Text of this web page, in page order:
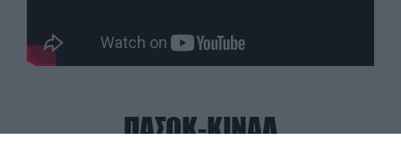
ΠΑΣΟΚ-ΚΙΝΑΛ